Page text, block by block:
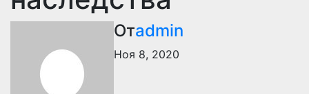
Отadmin
Ноя 8, 2020